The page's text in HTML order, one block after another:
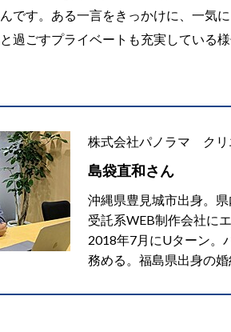
です。ある一言をきっかけに、一気
過ごすプライベートも充実している
株式会社パノラマ クリ
島袋直和さん
沖縄県豊見城市出身。
受託系WEB制作会社に
2018年7月にUターン。
務める。福島県出身の婚